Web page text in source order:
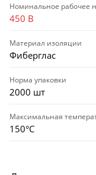
Номинальное рабочее
450 В
Материал изоляции
Фиберглас
Норма упаковки
2000 шт
Максимальная
150°С